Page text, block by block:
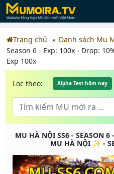
Trang chủ Danh sách Mu
Season 6 - Exp: 100x - Drop:
Exp 100x
Lọc theo: Alpha Test hôm nay
MU HÀ NỘI SS6 - SEASON 6
MU HÀ NỘI ✨ -